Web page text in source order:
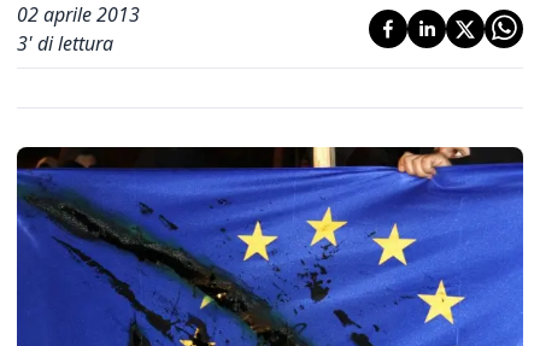
02 aprile 2013
3' di lettura